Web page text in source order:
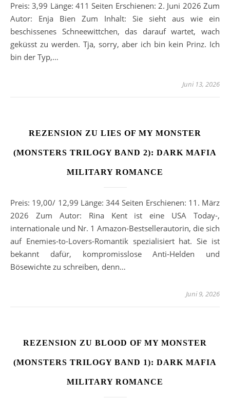
Preis: 3,99 Länge: 411 Seiten Erschienen: 2. Juni 2026 Zum
Autor: Enja Bien Zum Inhalt: Sie sieht aus wie ein
beschissenes Schneewittchen, das darauf wartet, wach
geküsst zu werden. Tja, sorry, aber ich bin kein Prinz. Ich
bin der Typ,…
Juni 13, 2026
REZENSION ZU LIES OF MY MONSTER
(MONSTERS TRILOGY BAND 2): DARK MAFIA
MILITARY ROMANCE
Preis: 19,00/ 12,99 Länge: 344 Seiten Erschienen: 11. März
2026 Zum Autor: Rina Kent ist eine USA Today-,
internationale und Nr. 1 Amazon-Bestsellerautorin, die sich
auf Enemies-to-Lovers-Romantik spezialisiert hat. Sie ist
bekannt dafür, kompromisslose Anti-Helden und
Bösewichte zu schreiben, denn…
Juni 9, 2026
REZENSION ZU BLOOD OF MY MONSTER
(MONSTERS TRILOGY BAND 1): DARK MAFIA
MILITARY ROMANCE